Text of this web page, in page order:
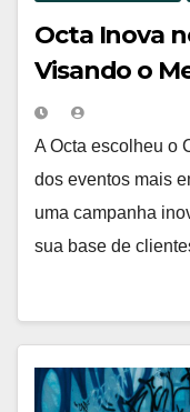
Octa Inova
Visando o
A Octa escolheu o
dos eventos mais
uma campanha
sua base de